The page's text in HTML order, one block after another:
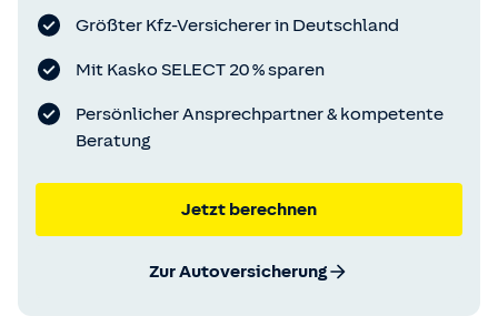
Größter Kfz-Versicherer in Deutschland
Mit Kasko SELECT 20 % sparen
Persönlicher Ansprechpartner & kompetente
Beratung
Jetzt berechnen
Zur Autoversicherung